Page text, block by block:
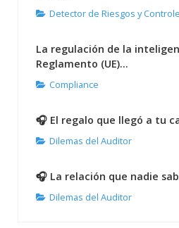
Detector de Riesgos y
La regulación de la
Reglamento (UE)...
Compliance
🎧 El regalo que llegó a tu
Dilemas del Auditor
🎧 La relación que nadie
Dilemas del Auditor